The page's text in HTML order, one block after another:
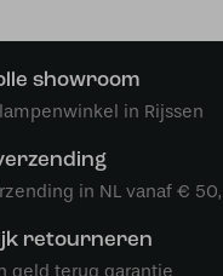
showroom
in Rijssen
in NL vanaf €
retourneren
geld terug garantie